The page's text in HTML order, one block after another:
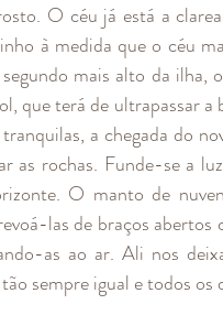
O céu já está a
à medida que o céu
mais alto da
que terá de ultrapassar
a chegada do
as rochas. Funde-se a
O manto de
las de braços
as ao ar. Ali nos
sempre igual e todos os